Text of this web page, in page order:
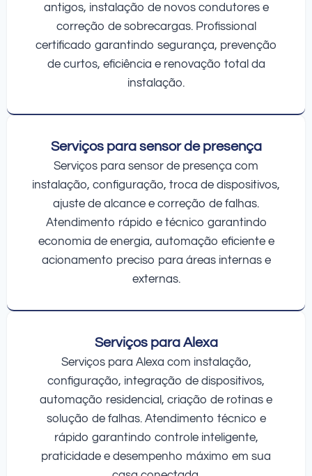
antigos, instalação de novos condutores e
correção de sobrecargas. Profissional
certificado garantindo segurança, prevenção
de curtos, eficiência e renovação total da
instalação.
Serviços para sensor de presença
Serviços para sensor de presença com
instalação, configuração, troca de dispositivos,
ajuste de alcance e correção de falhas.
Atendimento rápido e técnico garantindo
economia de energia, automação eficiente e
acionamento preciso para áreas internas e
externas.
Serviços para Alexa
Serviços para Alexa com instalação,
configuração, integração de dispositivos,
automação residencial, criação de rotinas e
solução de falhas. Atendimento técnico e
rápido garantindo controle inteligente,
praticidade e desempenho máximo em sua